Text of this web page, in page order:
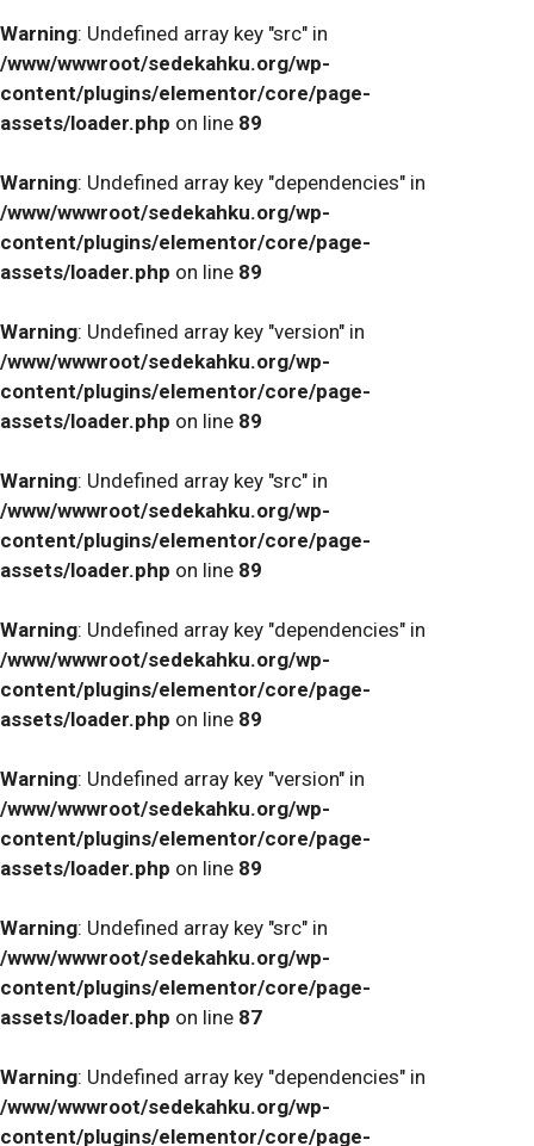
Warning: Undefined array key "src" in
/www/wwwroot/sedekahku.org/wp-
content/plugins/elementor/core/page-
assets/loader.php on line 89
Warning: Undefined array key "dependencies" in
/www/wwwroot/sedekahku.org/wp-
content/plugins/elementor/core/page-
assets/loader.php on line 89
Warning: Undefined array key "version" in
/www/wwwroot/sedekahku.org/wp-
content/plugins/elementor/core/page-
assets/loader.php on line 89
Warning: Undefined array key "src" in
/www/wwwroot/sedekahku.org/wp-
content/plugins/elementor/core/page-
assets/loader.php on line 89
Warning: Undefined array key "dependencies" in
/www/wwwroot/sedekahku.org/wp-
content/plugins/elementor/core/page-
assets/loader.php on line 89
Warning: Undefined array key "version" in
/www/wwwroot/sedekahku.org/wp-
content/plugins/elementor/core/page-
assets/loader.php on line 89
Warning: Undefined array key "src" in
/www/wwwroot/sedekahku.org/wp-
content/plugins/elementor/core/page-
assets/loader.php on line 87
Warning: Undefined array key "dependencies" in
/www/wwwroot/sedekahku.org/wp-
content/plugins/elementor/core/page-